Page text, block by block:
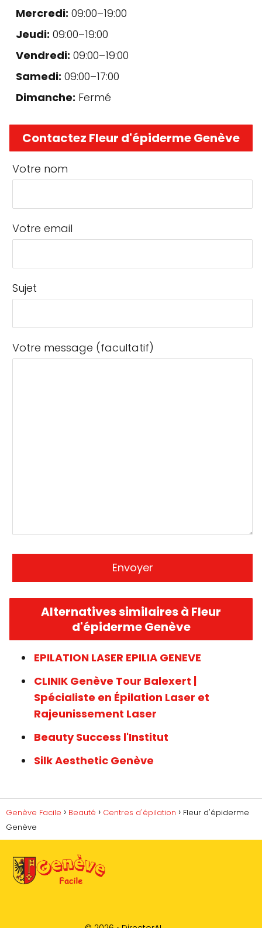
Mercredi: 09:00–19:00
Jeudi: 09:00–19:00
Vendredi: 09:00–19:00
Samedi: 09:00–17:00
Dimanche: Fermé
Contactez Fleur d'épiderme Genève
Votre nom
Votre email
Sujet
Votre message (facultatif)
Alternatives similaires à Fleur
d'épiderme Genève
EPILATION LASER EPILIA GENEVE
CLINIK Genève Tour Balexert |
Spécialiste en Épilation Laser et
Rajeunissement Laser
Beauty Success l'Institut
Silk Aesthetic Genève
Genève Facile Beauté Centres d'épilation
Fleur d'épiderme
Genève